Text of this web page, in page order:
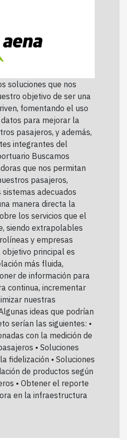
soluciones que nos
objetivo de ser una
fomentando el uso
para mejorar la
pasajeros, y además,
integrantes del
Buscamos
que nos permitan
pasajeros,
adecuados
manera directa la
los servicios que el
siendo extrapolables
y empresas
principal es
más fluida,
de información para
continua, incrementar
nuestras
ideas que podrían
serían las siguientes: •
con la medición de
• Soluciones
fidelización • Soluciones
de productos según
• Obtener el reporte
en la infraestructura